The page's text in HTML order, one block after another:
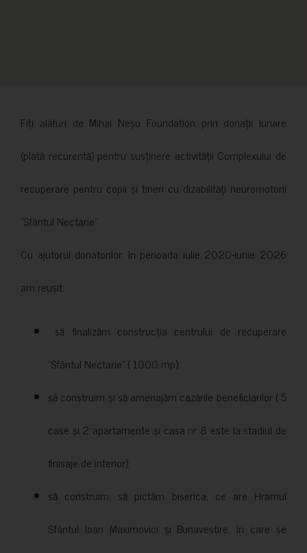
Fiți alături de Mihai Neșu Foundation prin donații lunare
(plată recurentă) pentru susținere activității Complexului de
recuperare pentru copii și tineri cu dizabilități neuromotorii
”Sfântul Nectarie”.
Cu ajutorul donatorilor, în perioada iulie 2020-iunie 2026
am reușit:
să finalizăm construcția centrului de recuperare
”Sfântul Nectarie” ( 1000 mp);
să construim și să amenajăm cazările beneficiarilor ( 5
case și 2 apartamente și casa nr 8 este la stadiul de
finisaje de interior);
să construim, să pictăm biserica, ce are Hramul
Sfântul Ioan Maximovici și Bunavestire, în care se